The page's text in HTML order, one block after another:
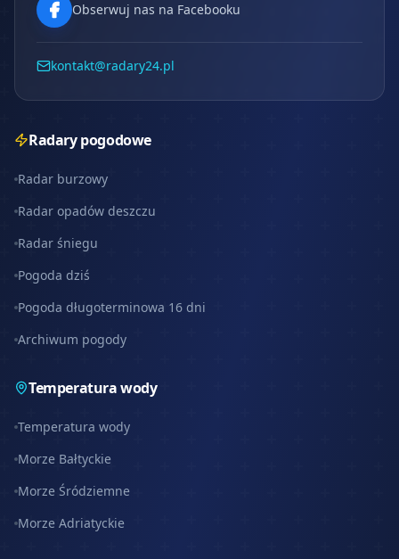
Obserwuj nas na Facebooku
kontakt@radary24.pl
Radary pogodowe
Radar burzowy
Radar opadów deszczu
Radar śniegu
Pogoda dziś
Pogoda długoterminowa 16 dni
Archiwum pogody
Temperatura wody
Temperatura wody
Morze Bałtyckie
Morze Śródziemne
Morze Adriatyckie